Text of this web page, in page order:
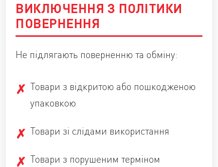
ВИКЛЮЧЕННЯ З ПОЛІТИКИ
ПОВЕРНЕННЯ
Не підлягають поверненню та обміну:
Товари з відкритою або пошкодженою
упаковкою
Товари зі слідами використання
Товари з порушеним терміном